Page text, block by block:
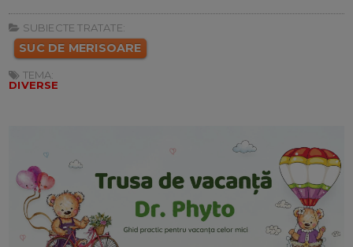
SUBIECTE TRATATE:
SUC DE MERISOARE
TEMA:
DIVERSE